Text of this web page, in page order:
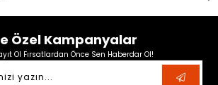
Özel Kampanyalar
Ol Fırsatlardan Önce Sen Haberdar Ol!